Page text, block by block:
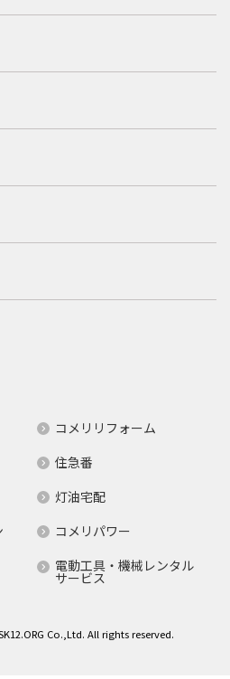
コメリリフォーム
住急番
灯油宅配
コメリパワー
電動工具・機械レンタル
サービス
Co.,Ltd. All rights reserved.